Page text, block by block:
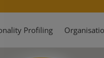
Profiling